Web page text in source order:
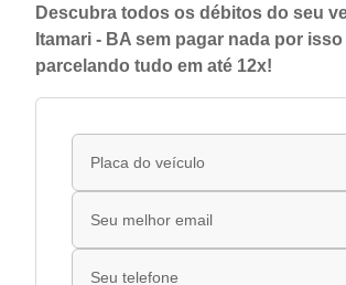
Descubra todos os débitos do seu
Itamari - BA sem pagar nada por
parcelando tudo em até 12x!